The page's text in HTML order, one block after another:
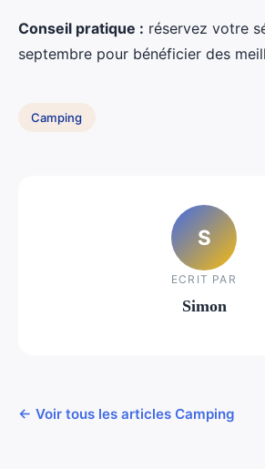
Conseil pratique : réservez votre
septembre pour bénéficier des
Camping
S
ECRIT PAR
Simon
← Voir tous les articles Camping